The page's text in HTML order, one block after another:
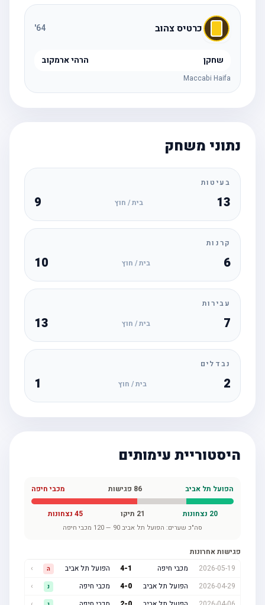
כרטיס צהוב 64
'
שחקן הרהי ארמקוב
Maccabi Haifa
נתוני משחק
בעיטות
13 בית / חוץ
קרנות
בית / חוץ 10
עבירות
בית / חוץ 13
נבדלים
בית / חוץ
היסטוריית עימותים
הפועל תל אביב 86פגישות מכבי חיפה
20נצחונות תיקו 45נצחונות
סה"כ שערים:הפועל תל אביב90
—
120מכבי חיפה
פגישות אחרונות
2026-05-19
מכבי חיפה 4 הפועל תל אביב
2026-04-29
הפועל תל אביב 4- מכבי חיפה